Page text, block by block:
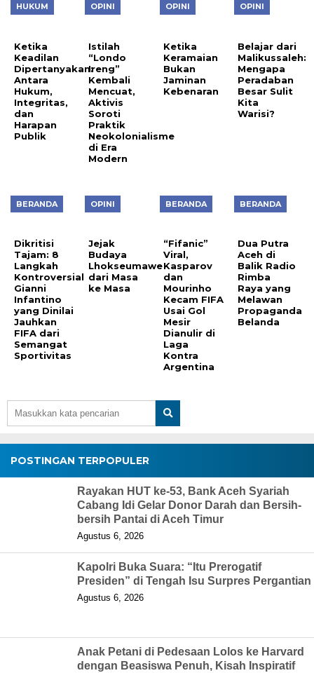
HUKUM
Ketika
Keadilan
Dipertanyakan:
Antara
Hukum,
Integritas,
dan
Harapan
Publik
OPINI
Istilah
“Londo
Ireng”
Kembali
Mencuat,
Aktivis
Soroti
Praktik
Neokolonialisme
di Era
Modern
OPINI
Ketika
Keramaian
Bukan
Jaminan
Kebenaran
OPINI
Belajar dari
Malikussaleh:
Mengapa
Peradaban
Besar Sulit
Kita
Warisi?
BERANDA
Dikritisi
Tajam: 8
Langkah
Kontroversial
Gianni
Infantino
yang Dinilai
Jauhkan
FIFA dari
Semangat
Sportivitas
OPINI
Jejak
Budaya
Lhokseumawe
dari Masa
ke Masa
BERANDA
“Fifanic”
Viral,
Kasparov
dan
Mourinho
Kecam FIFA
Usai Gol
Mesir
Dianulir di
Laga
Kontra
Argentina
BERANDA
Dua Putra
Aceh di
Balik Radio
Rimba
Raya yang
Melawan
Propaganda
Belanda
POSTINGAN TERPOPULER
Rayakan HUT ke-53, Bank Aceh Syariah
Cabang Idi Gelar Donor Darah dan Bersih-
bersih Pantai di Aceh Timur
Agustus 6, 2026
Kapolri Buka Suara: “Itu Prerogatif
Presiden” di Tengah Isu Surpres Pergantian
Agustus 6, 2026
Anak Petani di Pedesaan Lolos ke Harvard
dengan Beasiswa Penuh, Kisah Inspiratif